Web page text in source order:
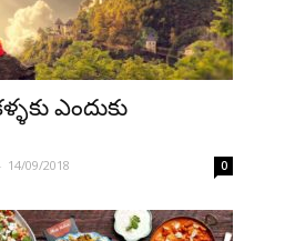
ఎందుకు
- 14/09/2018 0